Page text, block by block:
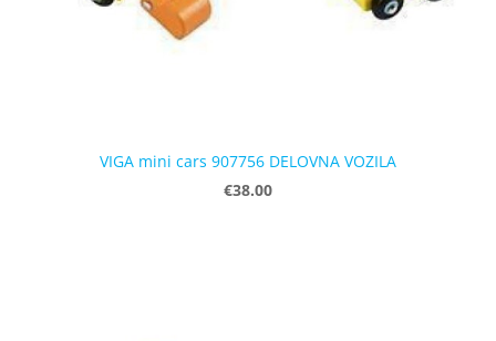
VIGA mini cars 907756 DELOVNA VOZILA
€38.00